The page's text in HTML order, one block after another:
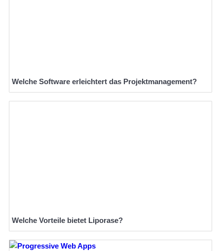
Welche Software erleichtert das Projektmanagement?
Welche Vorteile bietet Liporase?